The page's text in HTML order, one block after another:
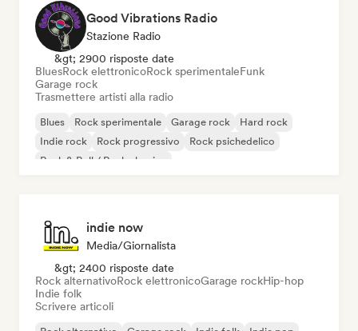
Good Vibrations Radio
Stazione Radio
&gt; 2900 risposte date
BluesRock elettronicoRock sperimentaleFunk
Garage rock
Trasmettere artisti alla radio
Blues Rock sperimentale Garage rock
Hard rock
Indie rock
Rock progressivo
Rock psichedelico
Rock & Roll / Rock classico
indie now
Media/Giornalista
&gt; 2400 risposte date
Rock alternativoRock elettronicoGarage rockHip-hop
Indie folk
Scrivere articoli